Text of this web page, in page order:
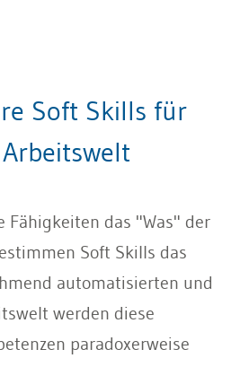
Soft Skills für
Fähigkeiten das "Was" der
Soft Skills das
automatisierten und
werden diese
paradoxerweise